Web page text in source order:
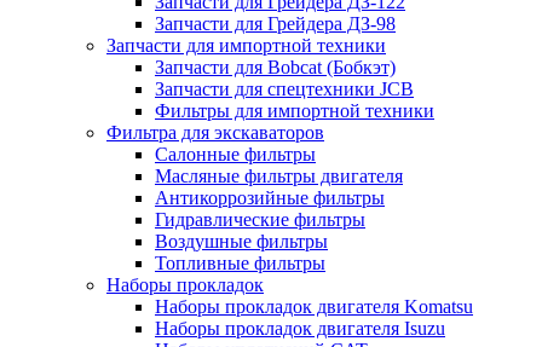
Запчасти для Грейдера ДЗ-98
Запчасти для импортной техники
Запчасти для Bobcat (Бобкэт)
Запчасти для спецтехники JCB
Фильтры для импортной техники
Фильтра для экскаваторов
Салонные фильтры
Масляные фильтры двигателя
Антикоррозийные фильтры
Гидравлические фильтры
Воздушные фильтры
Топливные фильтры
Наборы прокладок
Наборы прокладок двигателя Komatsu
Наборы прокладок двигателя Isuzu